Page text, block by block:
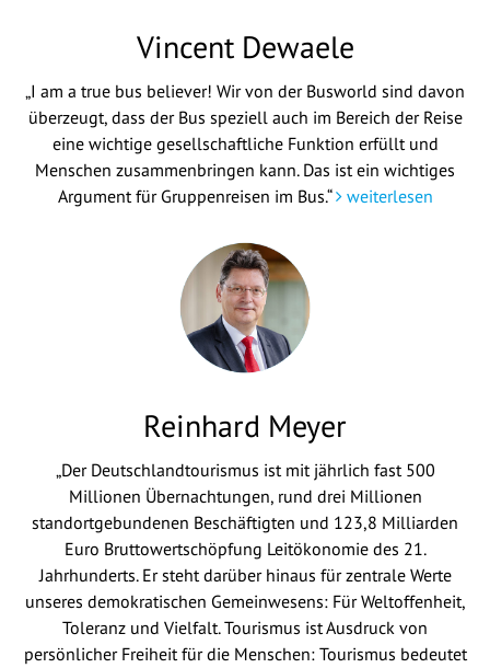
Vincent Dewaele
„I am a true bus believer! Wir von der Busworld sind davon
überzeugt, dass der Bus speziell auch im Bereich der Reise
eine wichtige gesellschaftliche Funktion erfüllt und
Menschen zusammenbringen kann. Das ist ein wichtiges
Argument für Gruppenreisen im Bus.“ weiterlesen
Reinhard Meyer
„Der Deutschlandtourismus ist mit jährlich fast 500
Millionen Übernachtungen, rund drei Millionen
standortgebundenen Beschäftigten und 123,8 Milliarden
Euro Bruttowertschöpfung Leitökonomie des 21.
Jahrhunderts. Er steht darüber hinaus für zentrale Werte
unseres demokratischen Gemeinwesens: Für Weltoffenheit,
Toleranz und Vielfalt. Tourismus ist Ausdruck von
persönlicher Freiheit für die Menschen: Tourismus bedeutet